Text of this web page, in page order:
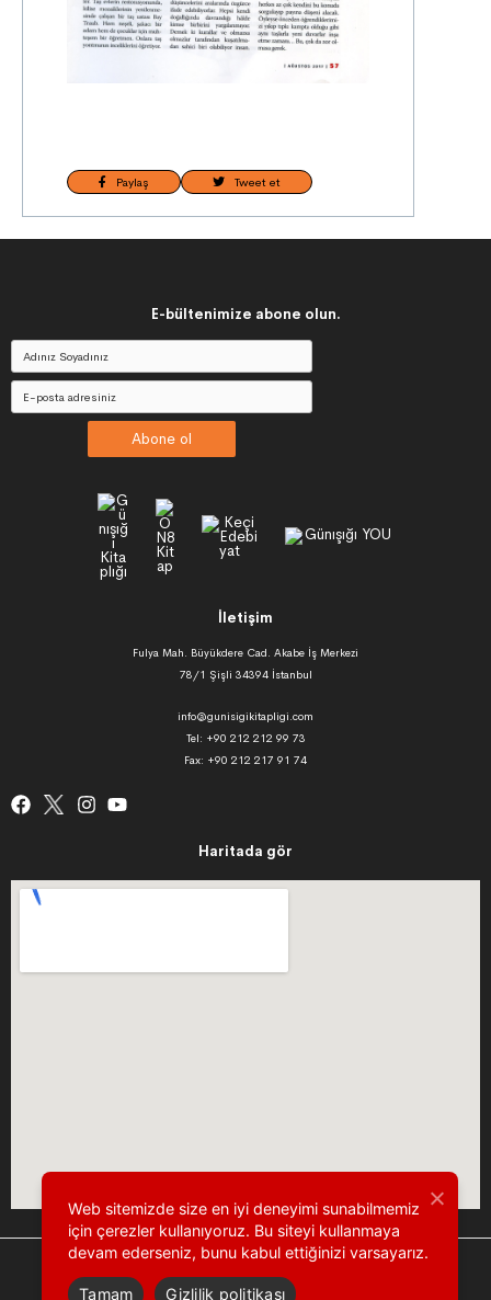
Paylaş Tweet et
E-bültenimize abone olun.
Abone ol
İletişim
Fulya Mah. Büyükdere Cad. Akabe İş Merkezi
78/1 Şişli 34394 İstanbul
info@gunisigikitapligi.com
Tel: +90 212 212 99 73
Fax: +90 212 217 91 74
Haritada gör
Web sitemizde size en iyi deneyimi sunabilmemiz
için çerezler kullanıyoruz. Bu siteyi kullanmaya
devam ederseniz, bunu kabul ettiğinizi varsayarız.
Tamam Gizlilik politikası